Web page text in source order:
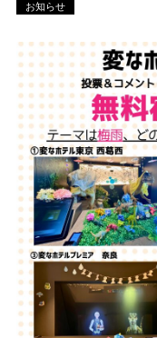
お知らせ